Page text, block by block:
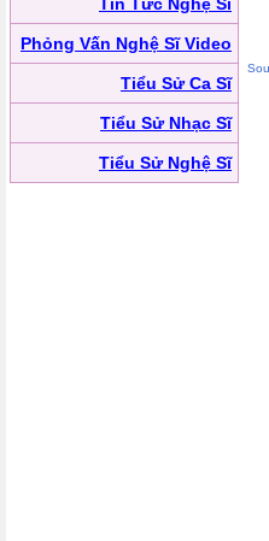
Phỏng Vấn Nghệ Sĩ Video
Tiểu Sử Ca Sĩ
Tiểu Sử Nhạc Sĩ
Tiểu Sử Nghệ Sĩ